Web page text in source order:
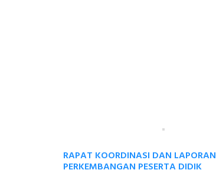
RAPAT KOORDINASI DAN LAPORAN
PERKEMBANGAN PESERTA DIDIK